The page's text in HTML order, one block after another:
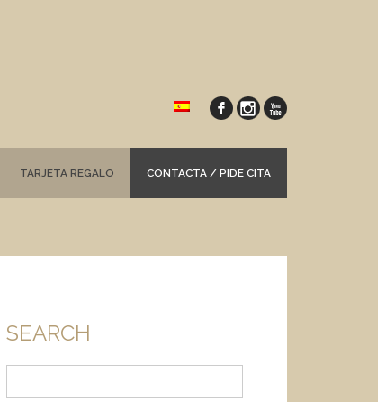
TARJETA REGALO CONTACTA / PIDE CITA
SEARCH